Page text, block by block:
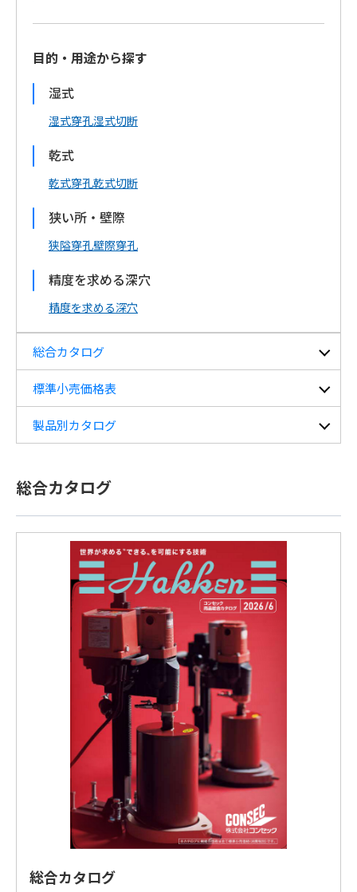
目的・用途から探す
湿式
湿式穿孔湿式切断
乾式
乾式穿孔乾式切断
狭い所‧壁際
狭隘穿孔壁際穿孔
精度を求める深穴
精度を求める深穴
総合カタログ
標準小売価格表
製品別カタログ
総合カタログ
総合カタログ